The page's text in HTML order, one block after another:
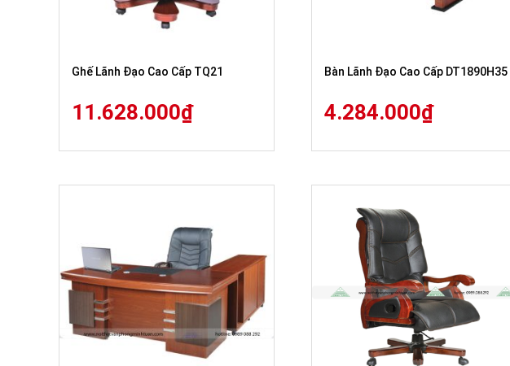
Ghế Lãnh Đạo Cao Cấp TQ21
11.628.000₫
Bàn Lãnh Đạo Cao Cấp DT1890H35
4.284.000₫